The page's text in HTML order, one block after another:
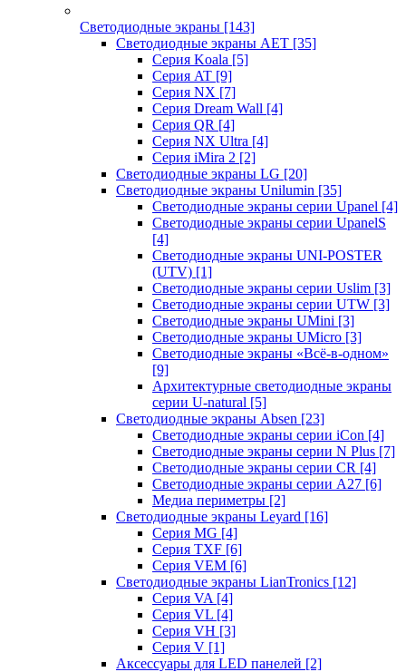
Светодиодные экраны [143]
Светодиодные экраны AET [35]
Cерия Koala [5]
Серия AT [9]
Серия NX [7]
Серия Dream Wall [4]
Серия QR [4]
Серия NX Ultra [4]
Серия iMira 2 [2]
Светодиодные экраны LG [20]
Светодиодные экраны Unilumin [35]
Светодиодные экраны серии Upanel [4]
Светодиодные экраны серии UpanelS
[4]
Светодиодные экраны UNI-POSTER
(UTV) [1]
Светодиодные экраны серии Uslim [3]
Светодиодные экраны серии UTW [3]
Светодиодные экраны UMini [3]
Светодиодные экраны UMicro [3]
Светодиодные экраны «Всё-в-одном»
[9]
Архитектурные светодиодные экраны
серии U-natural [5]
Светодиодные экраны Absen [23]
Светодиодные экраны серии iCon [4]
Светодиодные экраны серии N Plus [7]
Светодиодные экраны серии CR [4]
Светодиодные экраны серии А27 [6]
Медиа периметры [2]
Светодиодные экраны Leyard [16]
Серия MG [4]
Серия TXF [6]
Серия VEM [6]
Светодиодные экраны LianTronics [12]
Серия VA [4]
Серия VL [4]
Серия VH [3]
Серия V [1]
Аксессуары для LED панелей [2]